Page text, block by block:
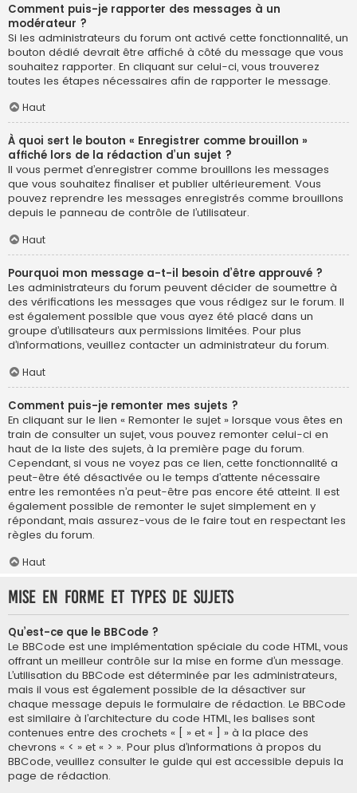
Comment puis-je rapporter des messages à un
modérateur ?
Si les administrateurs du forum ont activé cette fonctionnalité, un
bouton dédié devrait être affiché à côté du message que vous
souhaitez rapporter. En cliquant sur celui-ci, vous trouverez
toutes les étapes nécessaires afin de rapporter le message.
Haut
À quoi sert le bouton « Enregistrer comme brouillon »
affiché lors de la rédaction d’un sujet ?
Il vous permet d’enregistrer comme brouillons les messages
que vous souhaitez finaliser et publier ultérieurement. Vous
pouvez reprendre les messages enregistrés comme brouillons
depuis le panneau de contrôle de l’utilisateur.
Haut
Pourquoi mon message a-t-il besoin d’être approuvé ?
Les administrateurs du forum peuvent décider de soumettre à
des vérifications les messages que vous rédigez sur le forum. Il
est également possible que vous ayez été placé dans un
groupe d’utilisateurs aux permissions limitées. Pour plus
d’informations, veuillez contacter un administrateur du forum.
Haut
Comment puis-je remonter mes sujets ?
En cliquant sur le lien « Remonter le sujet » lorsque vous êtes en
train de consulter un sujet, vous pouvez remonter celui-ci en
haut de la liste des sujets, à la première page du forum.
Cependant, si vous ne voyez pas ce lien, cette fonctionnalité a
peut-être été désactivée ou le temps d’attente nécessaire
entre les remontées n’a peut-être pas encore été atteint. Il est
également possible de remonter le sujet simplement en y
répondant, mais assurez-vous de le faire tout en respectant les
règles du forum.
Haut
Mise en forme et types de sujets
Qu’est-ce que le BBCode ?
Le BBCode est une implémentation spéciale du code HTML, vous
offrant un meilleur contrôle sur la mise en forme d’un message.
L’utilisation du BBCode est déterminée par les administrateurs,
mais il vous est également possible de la désactiver sur
chaque message depuis le formulaire de rédaction. Le BBCode
est similaire à l’architecture du code HTML, les balises sont
contenues entre des crochets « [ » et « ] » à la place des
chevrons « < » et « > ». Pour plus d’informations à propos du
BBCode, veuillez consulter le guide qui est accessible depuis la
page de rédaction.